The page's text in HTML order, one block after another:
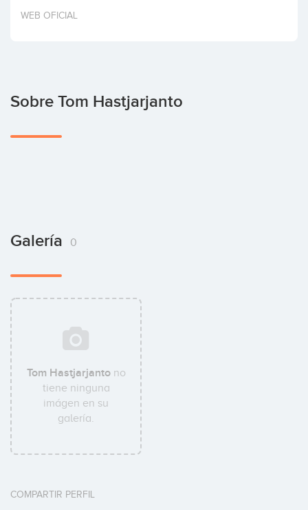
Invertir
WEB OFICIAL
Sobre Tom Hastjarjanto
Galería 0
Tom Hastjarjantono
tiene ninguna
imágen en su
galería.
COMPARTIR PERFIL